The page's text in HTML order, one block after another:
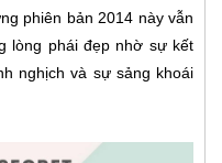
phiên bản 2014 này vẫn
lòng phái đẹp nhờ sự kết
nghịch và sự sảng khoái